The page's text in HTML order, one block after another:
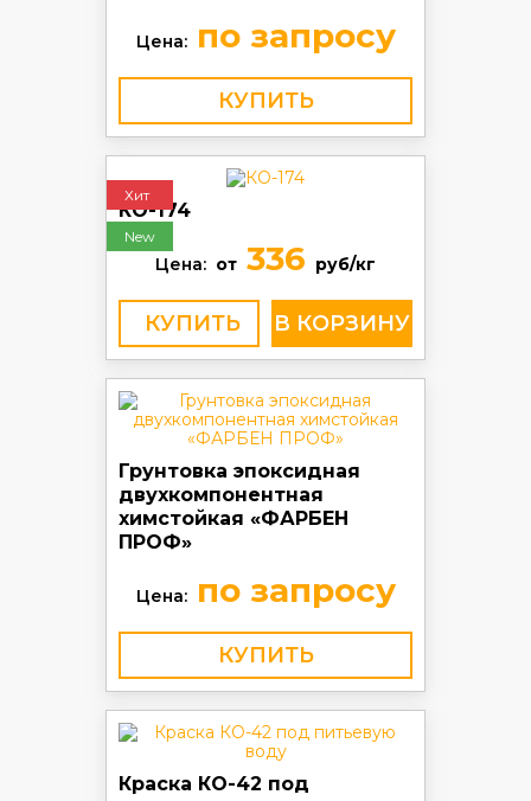
Цена:по запросу
КУПИТЬ
Хит
New
КО-174
Цена: от 336 руб/кг
КУПИТЬ
Грунтовка эпоксидная
двухкомпонентная
химстойкая «ФАРБЕН
ПРОФ»
Цена:по запросу
КУПИТЬ
Краска КО-42 под